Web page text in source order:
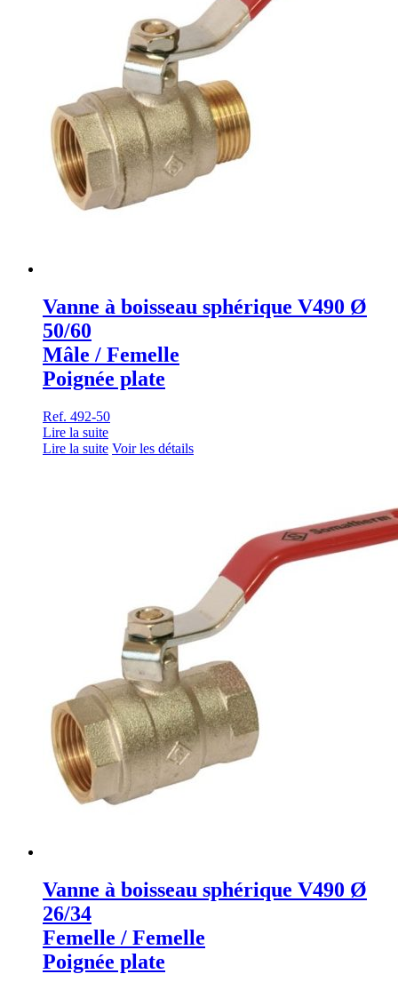
Vanne à boisseau sphérique V490 Ø
50/60
Mâle / Femelle
Poignée plate
Ref. 492-50
Lire la suite
Lire la suite Voir les détails
Vanne à boisseau sphérique V490 Ø
26/34
Femelle / Femelle
Poignée plate